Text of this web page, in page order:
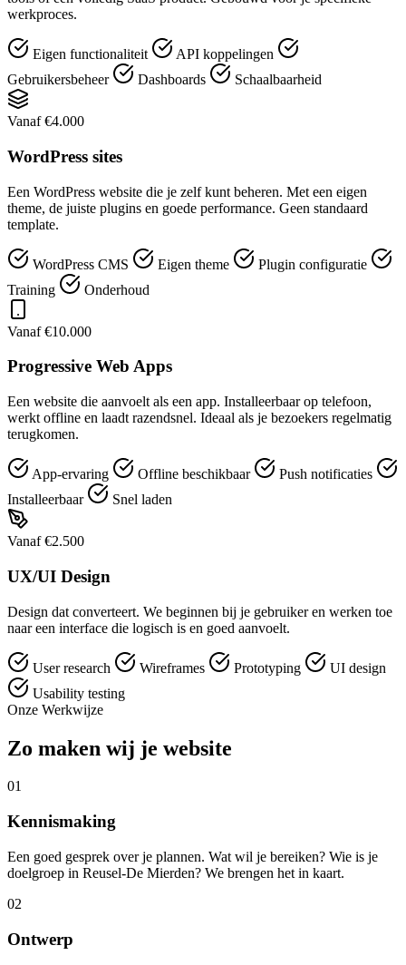
werkproces.
Eigen functionaliteit
API koppelingen
Gebruikersbeheer
Dashboards Schaalbaarheid
Vanaf €4.000
WordPress sites
Een WordPress website die je zelf kunt beheren. Met een eigen
theme, de juiste plugins en goede performance. Geen standaard
template.
WordPress CMS Eigen theme
Plugin configuratie
Training
Onderhoud
Vanaf €10.000
Progressive Web Apps
Een website die aanvoelt als een app. Installeerbaar op telefoon,
werkt offline en laadt razendsnel. Ideaal als je bezoekers regelmatig
terugkomen.
App-ervaring Offline beschikbaar
Push notificaties
Installeerbaar
Snel laden
Vanaf €2.500
UX/UI Design
Design dat converteert. We beginnen bij je gebruiker en werken toe
naar een interface die logisch is en goed aanvoelt.
User research Wireframes Prototyping
UI design
Usability testing
Onze Werkwijze
Zo maken wij je website
01
Kennismaking
Een goed gesprek over je plannen. Wat wil je bereiken? Wie is je
doelgroep in Reusel-De Mierden? We brengen het in kaart.
02
Ontwerp